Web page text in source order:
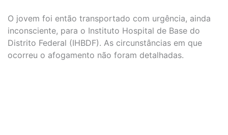
O jovem foi então transportado com urgência, ainda
inconsciente, para o Instituto Hospital de Base do
Distrito Federal (IHBDF). As circunstâncias em que
ocorreu o afogamento não foram detalhadas.